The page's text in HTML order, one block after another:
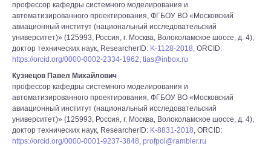
профессор кафедры cистемного моделирования и
автоматизированного проектирования, ФГБОУ ВО «Московский
авиационный институт (национальный исследовательский
университет)» (125993, Россия, г. Москва, Волоколамское шоссе, д. 4),
доктор технических наук, ResearcherID: K-1128-2018, ORCID:
https://orcid.org/0000-0002-2334-1962, tias@inbox.ru
Кузнецов Павел Михайлович
профессор кафедры cистемного моделирования и
автоматизированного проектирования, ФГБОУ ВО «Московский
авиационный институт (национальный исследовательский
университет)» (125993, Россия, г. Москва, Волоколамское шоссе, д. 4),
доктор технических наук, ResearcherID: K-8831-2018, ORCID:
https://orcid.org/0000-0001-9237-3848, profpol@rambler.ru